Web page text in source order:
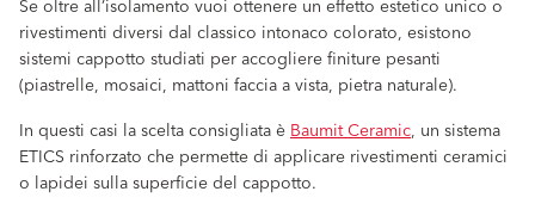
Se oltre all’isolamento vuoi ottenere un effetto estetico unico o
rivestimenti diversi dal classico intonaco colorato, esistono
sistemi cappotto studiati per accogliere finiture pesanti
(piastrelle, mosaici, mattoni faccia a vista, pietra naturale).
In questi casi la scelta consigliata èBaumit Ceramic, un sistema
ETICS rinforzato che permette di applicare rivestimenti ceramici
o lapidei sulla superficie del cappotto.